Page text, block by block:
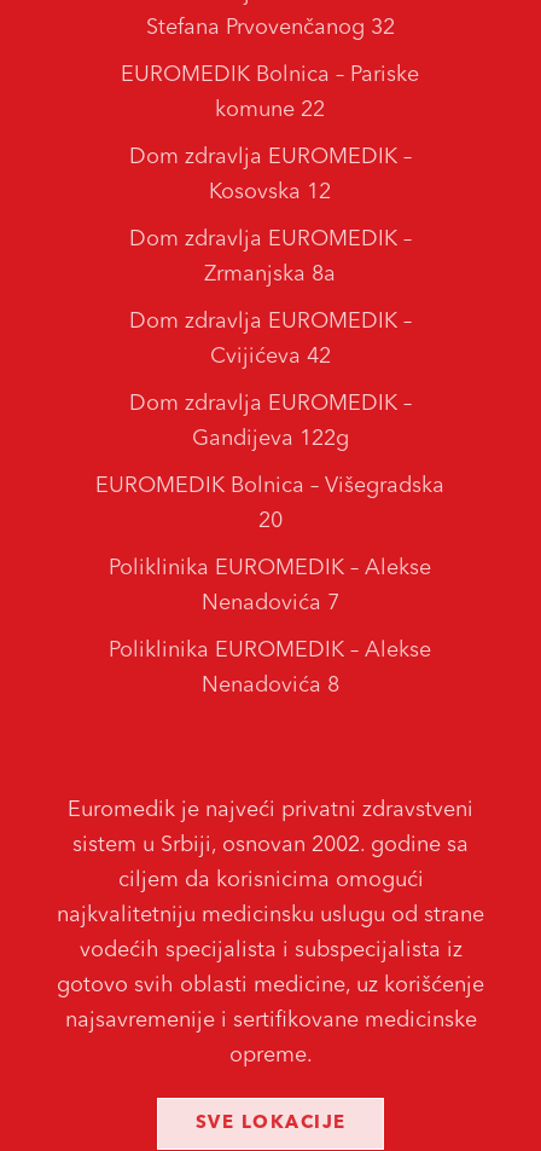
Euromedik je najveći privatni zdravstveni
sistem u Srbiji, osnovan 2002. godine sa
ciljem da korisnicima omogući
najkvalitetniju medicinsku uslugu od strane
vodećih specijalista i subspecijalista iz
gotovo svih oblasti medicine, uz korišćenje
najsavremenije i sertifikovane medicinske
opreme.
SVE LOKACIJE
Stefana Prvovenčanog 32
EUROMEDIK Bolnica – Pariske
komune 22
Dom zdravlja EUROMEDIK –
Kosovska 12
Dom zdravlja EUROMEDIK –
Zrmanjska 8a
Dom zdravlja EUROMEDIK –
Cvijićeva 42
Dom zdravlja EUROMEDIK –
Gandijeva 122g
EUROMEDIK Bolnica – Višegradska
20
Poliklinika EUROMEDIK – Alekse
Nenadovića 7
Poliklinika EUROMEDIK – Alekse
Nenadovića 8